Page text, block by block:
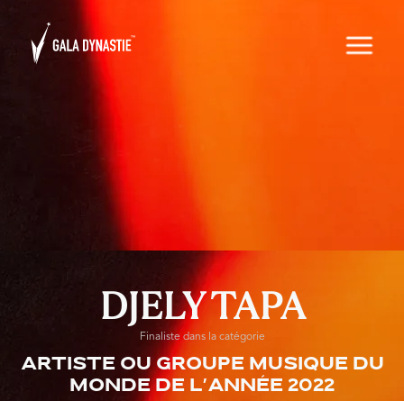
DJELY TAPA
Finaliste dans la catégorie
Artiste ou groupe musique du
monde de l'année 2022